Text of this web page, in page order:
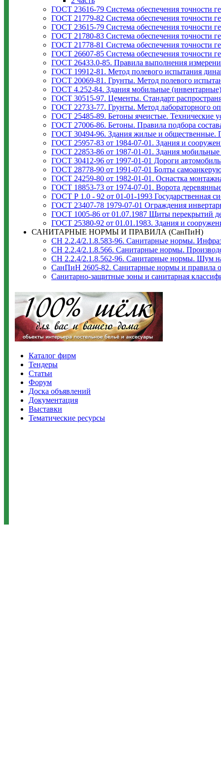
ГОСТ 23616-79 Система обеспечения точности
ГОСТ 21779-82 Система обеспечения точности
ГОСТ 23615-79 Система обеспечения точности
ГОСТ 21780-83 Система обеспечения точности
ГОСТ 21778-81 Система обеспечения точности
ГОСТ 26607-85 Система обеспечения точности
ГОСТ 26433.0-85. Правила выполнения
ГОСТ 19912-81. Метод полевого испытания
ГОСТ 20069-81. Грунты. Метод полевого
ГОСТ 4.252-84. Здания мобильные
ГОСТ 30515-97. Цементы. Стандарт
ГОСТ 22733-77. Грунты. Метод лабораторного
ГОСТ 25485-89. Бетоны ячеистые. Технические
ГОСТ 27006-86. Бетоны. Правила подбора
ГОСТ 30494-96. Здания жилые и общественные.
ГОСТ 25957-83 от 1984-07-01. Здания и
ГОСТ 22853-86 от 1987-01-01. Здания
ГОСТ 30412-96 от 1997-01-01 Дороги
ГОСТ 28778-90 от 1991-07-01 Болты
ГОСТ 24259-80 от 1982-01-01. Оснастка
ГОСТ 18853-73 от 1974-07-01. Ворота
ГОСТ Р 1.0 - 92 от 01-01-1993 Государственная
ГОСТ 23407-78 1979-07-01 Ограждения
ГОСТ 1005-86 от 01.07.1987 Щиты перекрытий
ГОСТ 25380-92 от 01.01.1983. Здания и
САНИТАРНЫЕ НОРМЫ И ПРАВИЛА (СанПиН)
СН 2.2.4/2.1.8.583-96. Санитарные нормы.
СН 2.2.4/2.1.8.566. Санитарные нормы.
СН 2.2.4/2.1.8.562-96. Санитарные нормы. Шум
СанПиН 2605-82. Санитарные нормы и правила
Санитарно-защитные зоны и санитарная
Каталог фирм
Тендеры
Статьи
Форум
Доска объявлений
Документация
Выставки
Тематические ресурсы